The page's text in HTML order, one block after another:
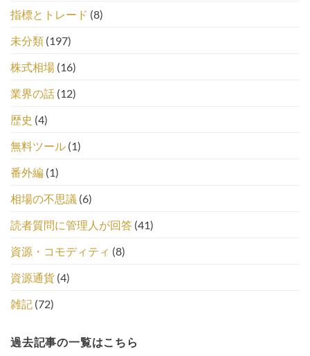
指標とトレード (8)
未分類 (197)
株式相場 (16)
業界の話 (12)
歴史 (4)
無料ツール (1)
番外編 (1)
相場の不思議 (6)
読者質問に管理人が回答 (41)
資源・コモディティ (8)
資源通貨 (4)
雑記 (72)
過去記事の一覧はこちら